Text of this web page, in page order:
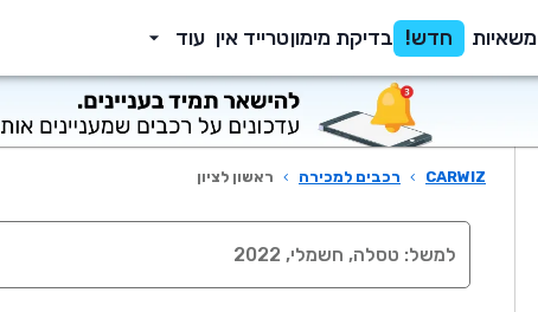
משאיות חדש! בדיקת מימוןטרייד אין עוד
CARWIZ
› רכבים למכירה › ראשון לציון